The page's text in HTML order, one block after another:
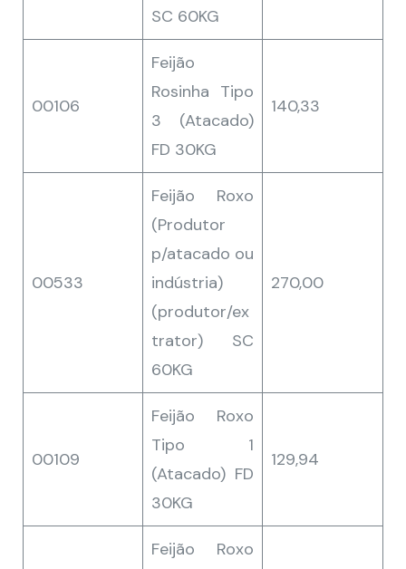
SC 60KG
00106
Feijão
Rosinha Tipo
3 (Atacado)
FD 30KG
140,33
00533
Feijão Roxo
(Produtor
p/atacado ou
indústria)
(produtor/ex
trator) SC
60KG
270,00
00109
Feijão Roxo
Tipo 1
(Atacado) FD
30KG
129,94
Feijão Roxo